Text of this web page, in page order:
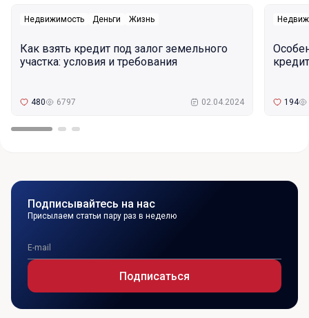
Недвижимость Деньги Жизнь
Как взять кредит под залог земельного
участка: условия и требования
480 6797 02.04.2024 194
Подписывайтесь на нас
Присылаем статьи пару раз в неделю
Подписаться